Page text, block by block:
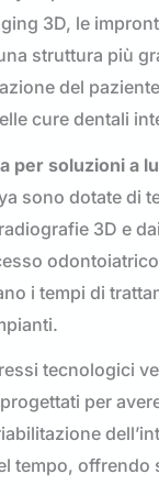
3D, le
struttura più
del
cure dentali
per soluzioni a
sono dotate di
3D e
i tempi di
tecnologici
per
tempo,